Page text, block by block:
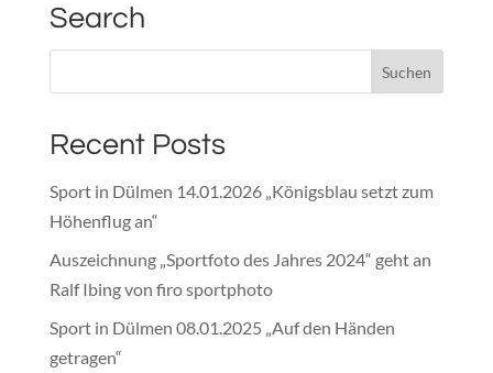
Search
Recent Posts
Sport in Dülmen 14.01.2026 „Königsblau setzt zum
Höhenflug an“
Auszeichnung „Sportfoto des Jahres 2024“ geht an
Ralf Ibing von firo sportphoto
Sport in Dülmen 08.01.2025 „Auf den Händen
getragen“